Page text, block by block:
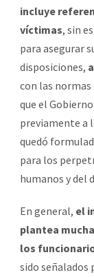
incluye
víctimas, sin
para asegurar
disposiciones,
con las
que el
previamente a
quedó
para los
humanos y del
En general, el
plantea
los
sido señalados